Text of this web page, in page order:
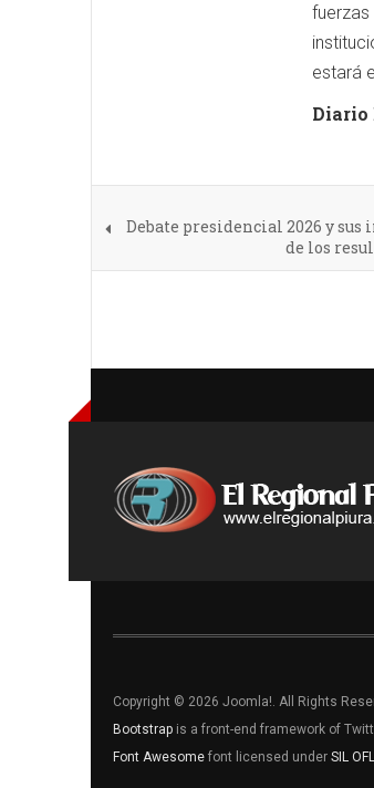
estará
Diario
Debate presidencial 2026 y
de los
Copyright © 2026 Joomla!. All Rights
Bootstrap is a front-end framework of
Font Awesome font licensed under SIL